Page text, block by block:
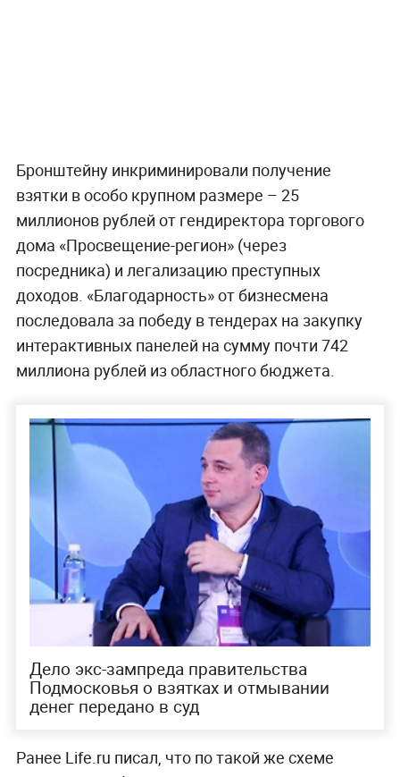
Бронштейну инкриминировали получение
взятки в особо крупном размере – 25
миллионов рублей от гендиректора торгового
дома «Просвещение-регион» (через
посредника) и легализацию преступных
доходов. «Благодарность» от бизнесмена
последовала за победу в тендерах на закупку
интерактивных панелей на сумму почти 742
миллиона рублей из областного бюджета.
Дело экс-зампреда правительства
Подмосковья о взятках и отмывании
денег передано в суд
Ранее Life.ru писал, что по такой же схеме